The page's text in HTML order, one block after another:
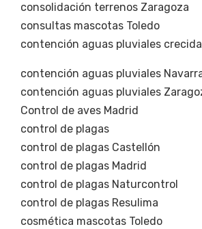
consolidación terrenos Zaragoza
consultas mascotas Toledo
contención aguas pluviales
contención aguas pluviales
contención aguas pluviales
Control de aves Madrid
control de plagas
control de plagas Castellón
control de plagas Madrid
control de plagas Naturcontrol
control de plagas Resulima
cosmética mascotas Toledo